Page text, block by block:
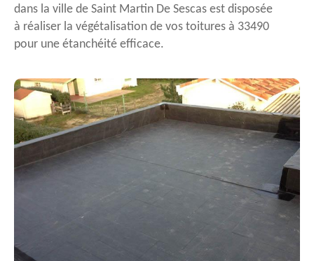
dans la ville de Saint Martin De Sescas est disposée
à réaliser la végétalisation de vos toitures à 33490
pour une étanchéité efficace.